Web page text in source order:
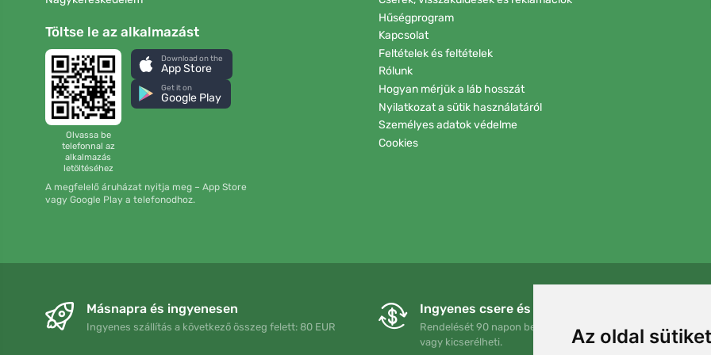
Az oldal
Töltse le az alkalmazást
Olvassa be
telefonnal az
alkalmazás
letöltéséhez
Download on the
App Store
Get it on
Google Play
A megfelelő áruházat nyitja meg – App Store
vagy Google Play a telefonodhoz.
Hűségprogram
Kapcsolat
Feltételek és feltételek
Rólunk
Hogyan mérjük a láb hosszát
Nyilatkozat a sütik használatáról
Személyes adatok védelme
Cookies
Másnapra és ingyenesen
Ingyenes szállítás a következő összeg felett: 80 EUR
Ingyenes csere és visszaküldés
Rendelését 90 napon belül bármikor visszaküldheti
vagy kicserélheti.